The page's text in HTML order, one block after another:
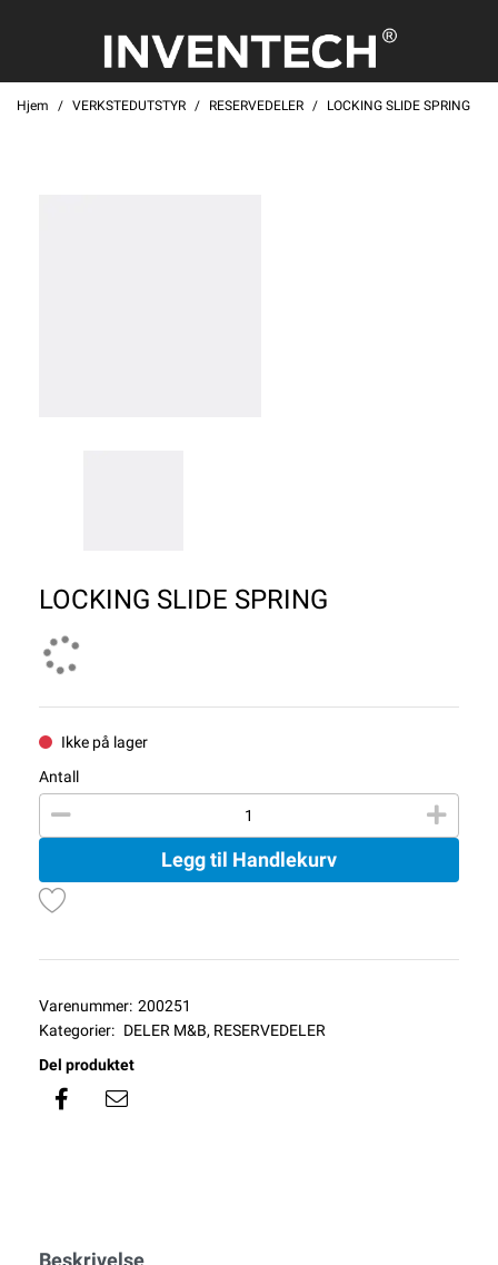
Hjem VERKSTEDUTSTYR RESERVEDELER LOCKING SLIDE SPRING
LOCKING SLIDE SPRING
Ikke på lager
Antall
Legg til Handlekurv
Varenummer: 200251
Kategorier: DELER M&B, RESERVEDELER
Del produktet
Beskrivelse